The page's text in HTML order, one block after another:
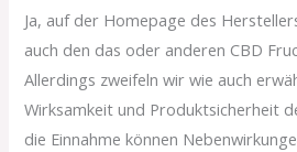
Ja, auf der Homepage des
auch den das oder anderen CBD
Allerdings zweifeln wir wie auch
Wirksamkeit und Produktsicherheit
die Einnahme können